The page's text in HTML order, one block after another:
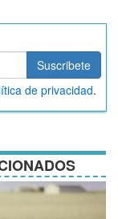
Suscribete
de privacidad.